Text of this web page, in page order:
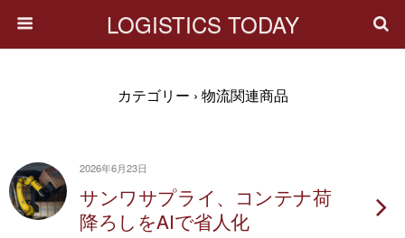
LOGISTICS TODAY
カテゴリー › 物流関連商品
2026年6月23日
サンワサプライ、コンテナ荷
降ろしをAIで省人化